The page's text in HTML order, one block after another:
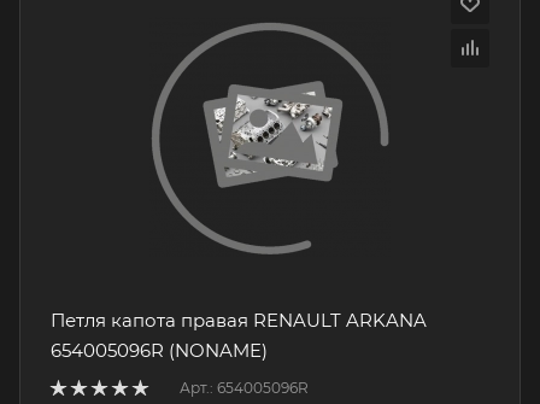
Петля капота правая RENAULT ARKANA
654005096R (NONAME)
Арт.: 654005096R